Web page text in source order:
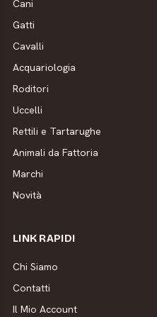
Cani
Gatti
Cavalli
Acquariologia
Roditori
Uccelli
Rettili e Tartarughe
Animali da Fattoria
Marchi
Novità
LINK RAPIDI
Chi Siamo
Contatti
Il Mio Account